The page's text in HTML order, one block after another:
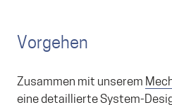
Vorgehen
Zusammen mit unserem
eine detaillierte System-